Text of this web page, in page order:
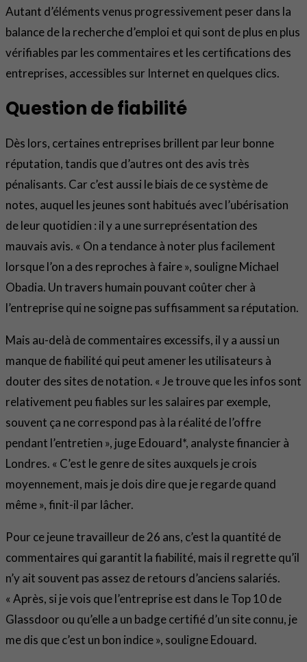
Autant d’éléments venus progressivement peser dans la
balance de la recherche d’emploi et qui sont de plus en plus
vérifiables par les commentaires et les certifications des
entreprises, accessibles sur Internet en quelques clics.
Question de fiabilité
Dès lors, certaines entreprises brillent par leur bonne
réputation, tandis que d’autres ont des avis très
pénalisants. Car c’est aussi le biais de ce système de
notes, auquel les jeunes sont habitués avec l’ubérisation
de leur quotidien : il y a une surreprésentation des
mauvais avis. « On a tendance à noter plus facilement
lorsque l’on a des reproches à faire », souligne Michael
Obadia. Un travers humain pouvant coûter cher à
l’entreprise qui ne soigne pas suffisamment sa réputation.
Mais au-delà de commentaires excessifs, il y a aussi un
manque de fiabilité qui peut amener les utilisateurs à
douter des sites de notation. « Je trouve que les infos sont
relativement peu fiables sur les salaires par exemple,
souvent ça ne correspond pas à la réalité de l’offre
pendant l’entretien », juge Edouard*, analyste financier à
Londres. « C’est le genre de sites auxquels je crois
moyennement, mais je dois dire que je regarde quand
même », finit-il par lâcher.
Pour ce jeune travailleur de 26 ans, c’est la quantité de
commentaires qui garantit la fiabilité, mais il regrette qu’il
n’y ait souvent pas assez de retours d’anciens salariés.
« Après, si je vois que l’entreprise est dans le Top 10 de
Glassdoor ou qu’elle a un badge certifié d’un site connu, je
me dis que c’est un bon indice », souligne Edouard.